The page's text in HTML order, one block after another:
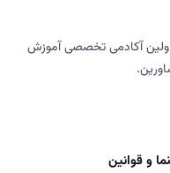
آکادمی تخصصی آموزش
و قوانین